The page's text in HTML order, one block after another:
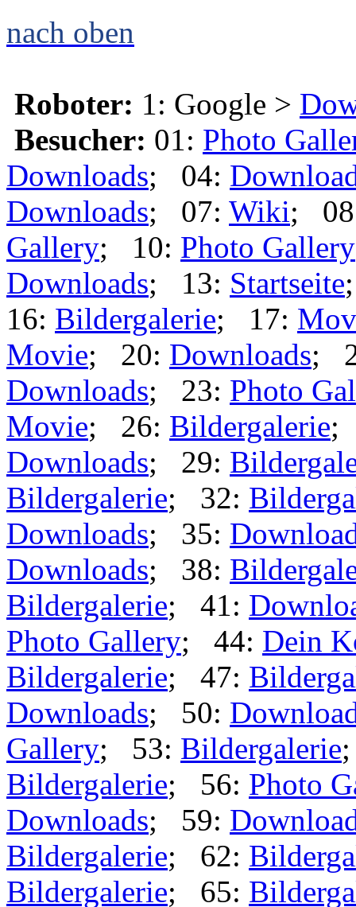
nach oben
Roboter: 1: Google >
Besucher: 01: Photo
Downloads; 04:
Downloads; 07: Wiki;
Gallery; 10: Photo Gallery
Downloads; 13: Startseite
16: Bildergalerie; 17:
Movie; 20: Downloads;
Downloads; 23: Photo
Movie; 26: Bildergalerie;
Downloads; 29:
Bildergalerie; 32:
Downloads; 35:
Downloads; 38:
Bildergalerie; 41:
Photo Gallery; 44: Dein
Bildergalerie; 47:
Downloads; 50:
Gallery; 53: Bildergalerie
Bildergalerie; 56: Photo
Downloads; 59:
Bildergalerie; 62:
Bildergalerie; 65: